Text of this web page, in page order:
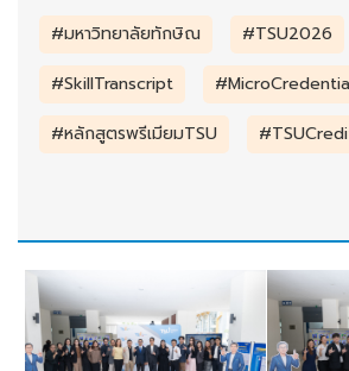
#มหาวิทยาลัยทักษิณ
#TSU2026
#SkillTranscript
#หลักสูตรพรีเมียมTSU